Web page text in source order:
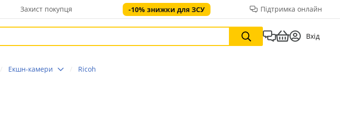
Захист покупця -10% знижки для ЗСУ Підтримка онлайн
Вхід
Екшн-камери Ricoh